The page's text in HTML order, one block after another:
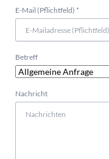
Pflichtfeld
E-Mail (Pflichtfeld) *
Betreff
Nachricht